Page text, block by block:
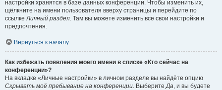
настройки хранятся в базе данных конференции. Чтобы изменить их,
щёлкните на имени пользователя вверху страницы и перейдите по
ссылкеЛичный раздел. Там вы можете изменить все свои настройки и
предпочтения.
Вернуться к началу
Как избежать появления моего имени в списке «Кто сейчас на
конференции»?
На вкладке «Личные настройки» в личном разделе вы найдёте опцию
Скрывать моё пребывание на конференции. ВыберитеДа, и вы будете